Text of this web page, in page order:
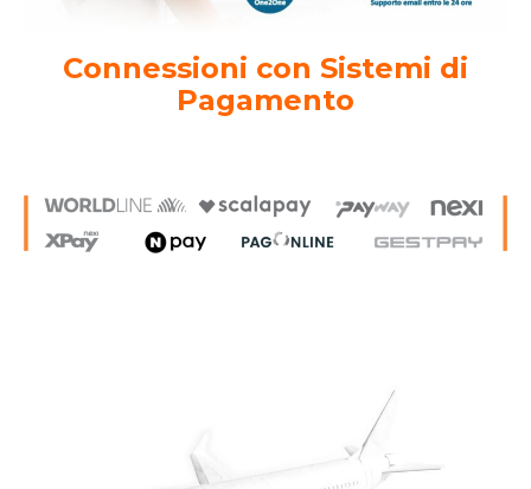
Connessioni con Sistemi di
Pagamento